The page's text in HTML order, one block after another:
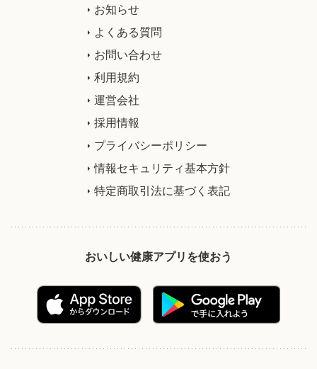
お知らせ
よくある質問
お問い合わせ
利用規約
運営会社
採用情報
プライバシーポリシー
情報セキュリティ基本方針
特定商取引法に基づく表記
おいしい健康アプリを使おう